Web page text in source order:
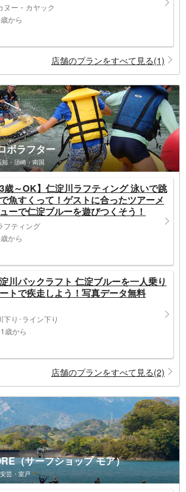
ヌー・カヤック
から
店舗のプランをすべて見る(1)
ボラフター
・須崎・南国
3歳～OK】仁淀川ラフティング 泳いで跳
魚すくって！ゲストに合ったツアーメ
ーで仁淀ブルーを遊びつくそう！
フティング
から
川パックラフト 仁淀ブルーを一人乗り
トで疾走しよう！写真データ無料
下り･ライン下り
歳から
店舗のプランをすべて見る(2)
（サーフショップ モア）
芸・室戸